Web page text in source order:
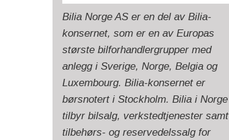
Bilia Norge AS er en del av Bilia-
konsernet, som er en av Europas
største bilforhandlergrupper med
anlegg i Sverige, Norge, Belgia og
Luxembourg. Bilia-konsernet er
børsnotert i Stockholm. Bilia i Norge
tilbyr bilsalg, verkstedtjenester samt
tilbehørs- og reservedelssalg for